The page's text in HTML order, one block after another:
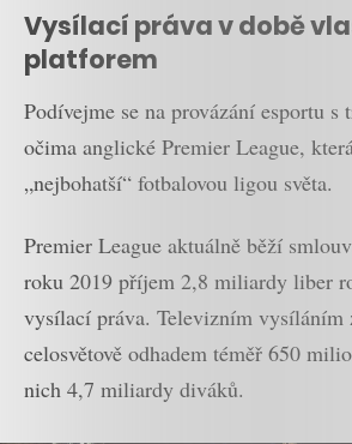
Vysílací práva v době
platforem
Podívejme se na provázání esportu s
očima anglické Premier League,
„nejbohatší“ fotbalovou ligou světa.
Premier League aktuálně běží
roku 2019 příjem 2,8 miliardy liber
vysílací práva. Televizním vysíláním
celosvětově odhadem téměř 650
nich 4,7 miliardy diváků.